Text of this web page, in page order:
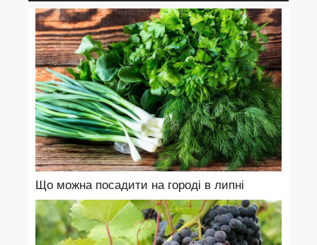
Що можна посадити на городі в липні